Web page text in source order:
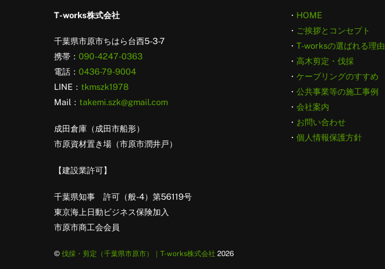
T-works株式会社
千葉県市原市ちはら台西5-3-7
携帯： 090-4247-0363
電話： 0436-79-9004
LINE： tkmszk1978
Mail： takemi.szk@gmail.com
成田倉庫（成田市船形）
市原資材置き場（市原市潤井戸）
【建設業許可】
千葉県知事 許可（般-4）第56119号
東京海上日動ビジネス保険加入
市原市商工会会員
・ HOME
・ ご挨拶とコンセプト
・T-worksの選ばれる理由
・高木剪定・伐採
・ケーブリングのすすめ
・公共事業等の施工事例
・会社案内
・ お問い合わせ
・個人情報保護方針
© 伐採・剪定（千葉県市原市）｜T-works株式会社 2026